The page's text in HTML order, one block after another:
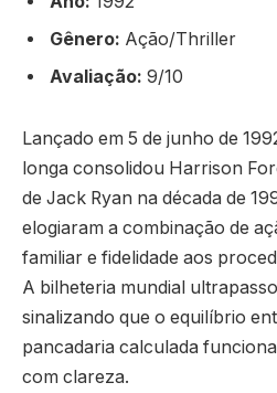
Gênero: Ação/Thriller
Avaliação: 9/10
Lançado em 5 de junho de
longa consolidou Harrison
de Jack Ryan na década de
elogiaram a combinação de
familiar e fidelidade aos
A bilheteria mundial
sinalizando que o equilíbrio
pancadaria calculada
com clareza.